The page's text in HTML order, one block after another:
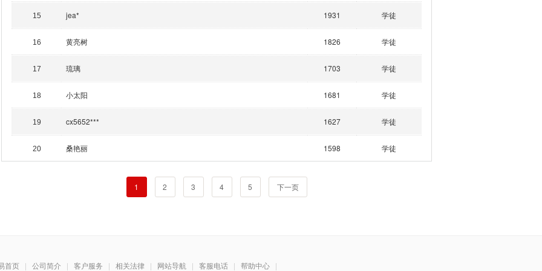
15 jea* 1931 学徒
16 黄亮树 1826 学徒
17 琉璃 1703 学徒
18 小太阳 1681 学徒
19 cx5652*** 1627 学徒
20 桑艳丽 1598 学徒
1 2 3 4 5 下一页
首页 | 公司简介 | 客户服务 | 相关法律 | 网站导航 | 客服电话 | 帮助中心 |